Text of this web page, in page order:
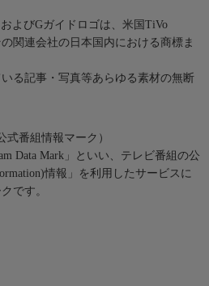
よびGガイドロゴは、米国TiVo
関連会社の日本国内における商標ま
る記事・写真等あらゆる素材の無断
式番組情報マーク）
Data Mark」といい、テレビ番組の公
情報」を利用したサービスに
です。